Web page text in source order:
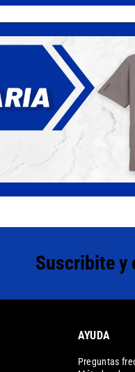
Suscribite y
AYUDA
Preguntas